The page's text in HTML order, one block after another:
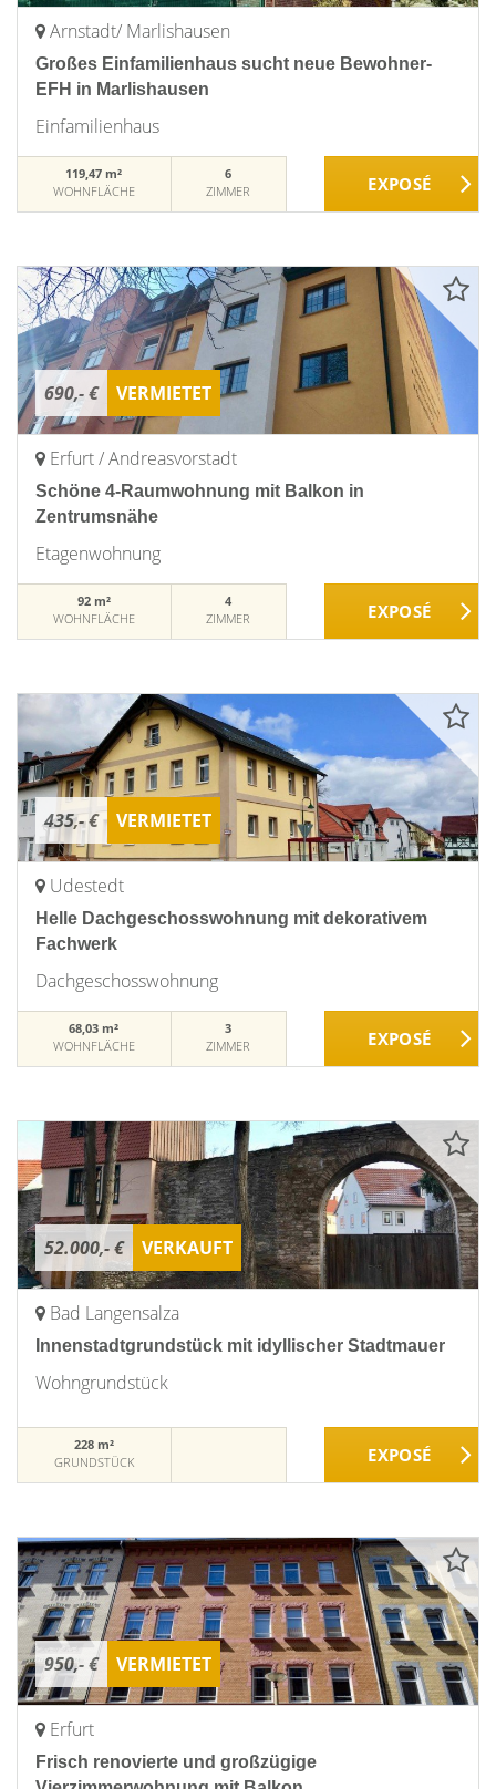
Arnstadt/ Marlishausen
Großes Einfamilienhaus sucht neue Bewohner-
EFH in Marlishausen
Einfamilienhaus
119,47 m²
WOHNFLÄCHE
6
ZIMMER
690,- € VERMIETET
Erfurt / Andreasvorstadt
Schöne 4-Raumwohnung mit Balkon in
Zentrumsnähe
Etagenwohnung
92 m²
WOHNFLÄCHE
4
ZIMMER
435,- € VERMIETET
Udestedt
Helle Dachgeschosswohnung mit dekorativem
Fachwerk
Dachgeschosswohnung
68,03 m²
WOHNFLÄCHE
3
ZIMMER
52.000,- € VERKAUFT
Bad Langensalza
Innenstadtgrundstück mit idyllischer Stadtmauer
Wohngrundstück
228 m²
GRUNDSTÜCK
950,- € VERMIETET
Erfurt
Frisch renovierte und großzügige